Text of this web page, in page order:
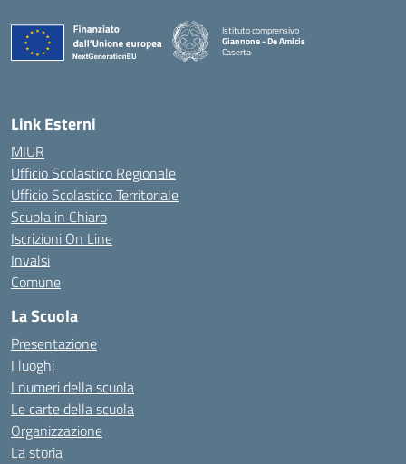
Istituto comprensivo
Giannone - De Amicis
Caserta
Link Esterni
MIUR
Ufficio Scolastico Regionale
Ufficio Scolastico Territoriale
Scuola in Chiaro
Iscrizioni On Line
Invalsi
Comune
La Scuola
Presentazione
I luoghi
I numeri della scuola
Le carte della scuola
Organizzazione
La storia